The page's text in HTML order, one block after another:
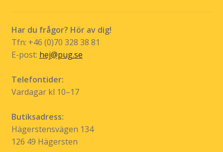
Har du frågor? Hör av dig!
Tfn: +46 (0)70 328 38 81
E-post: hej@pug.se
Telefontider:
Vardagar kl 10–17
Butiksadress:
Hägerstensvägen 134
126 49 Hägersten